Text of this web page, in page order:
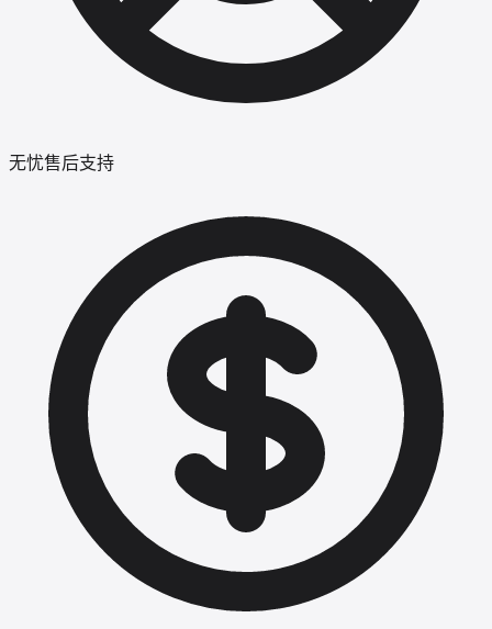
无忧售后支持